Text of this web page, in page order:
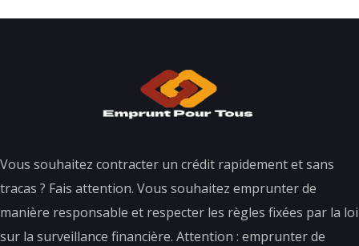
Vous souhaitez contracter un crédit rapidement et sans
tracas ? Fais attention. Vous souhaitez emprunter de
manière responsable et respecter les règles fixées par la loi
sur la surveillance financière. Attention : emprunter de